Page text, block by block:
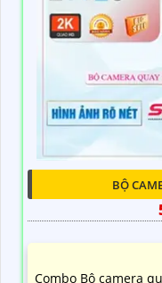
BỘ
Combo Bộ camera